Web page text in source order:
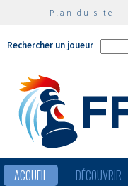
Plan du site |
Rechercher un joueur
ACCUEIL DÉCOUVRIR